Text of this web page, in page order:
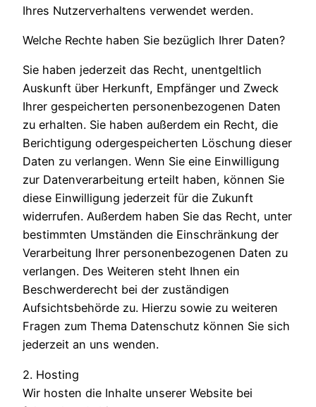
Ihres Nutzerverhaltens verwendet werden.
Welche Rechte haben Sie bezüglich Ihrer Daten?
Sie haben jederzeit das Recht, unentgeltlich
Auskunft über Herkunft, Empfänger und Zweck
Ihrer gespeicherten personenbezogenen Daten
zu erhalten. Sie haben außerdem ein Recht, die
Berichtigung odergespeicherten Löschung dieser
Daten zu verlangen. Wenn Sie eine Einwilligung
zur Datenverarbeitung erteilt haben, können Sie
diese Einwilligung jederzeit für die Zukunft
widerrufen. Außerdem haben Sie das Recht, unter
bestimmten Umständen die Einschränkung der
Verarbeitung Ihrer personenbezogenen Daten zu
verlangen. Des Weiteren steht Ihnen ein
Beschwerderecht bei der zuständigen
Aufsichtsbehörde zu. Hierzu sowie zu weiteren
Fragen zum Thema Datenschutz können Sie sich
jederzeit an uns wenden.
2. Hosting
Wir hosten die Inhalte unserer Website bei